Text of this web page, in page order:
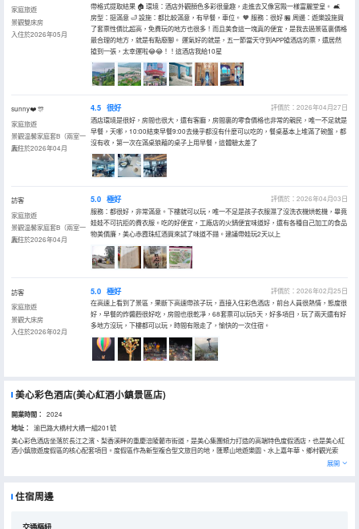
家庭旅遊
景觀雙床房
入住於2026年05月
帶格式提取結果 🏠 環境：酒店外觀顏色多彩很童趣，走進去又像宮殿一樣富麗堂皇。 🛋️
房型：挺滿意 🛁 設施：都比較滿意，有早餐，車位。 🧡 服務：很好 🏪 周邊：遊樂設施買
了套票性價比超高，免費玩的地方也很多！而且美食這一塊真的便宜，是我去過景區裏價格
最合理的地方，就是有點廢腳。 運氣好的就是，五一節當天守到APP搶酒店的票，還居然
搶到一張，太幸運啦😂😂！！這酒店我給10星
sunny❤️ 🎊
家庭旅遊
景觀温馨家庭套B（兩室一
廳）
入住於2026年04月
4.5 很好
評價於：2026年04月27日
酒店環境是很好，房間也很大，還有客廳，房間裏的零食價格也非常的親民，唯一不足就是
早餐，天哪，10:00結束早餐9:00去幾乎都沒有什麼可以吃的，餐桌基本上堆滿了碗盤，都
沒有收，第一次在滿桌狼藉的桌子上用早餐，這體驗太差了
訪客
家庭旅遊
景觀温馨家庭套B（兩室一
廳）
入住於2026年04月
5.0 極好
評價於：2026年04月03日
服務：都很好，非常滿意。下樓就可以玩，唯一不足是孩子衣服濕了沒洗衣機烘乾機，畢竟
娃娃不可抗拒的費衣服。吃的好便宜，工廠店的火鍋便宜味道好，還有各種自己加工的食品
物美價廉，美心赤霞珠紅酒買來試了味道不錯。建議帶娃玩2天以上
訪客
家庭旅遊
景觀大床房
入住於2026年02月
5.0 極好
評價於：2026年02月25日
在高速上看到了景區，果斷下高速帶孩子玩，直接入住彩色酒店，前台人員很熱情，態度很
好，早餐的炸醬麪很好吃，房間也很乾凈，68套票可以玩5天，好多項目，玩了兩天還有好
多地方沒玩，下樓都可以玩，時間有限走了，愉快的一次住宿。
美心彩色酒店(美心紅酒小鎮景區店)
開業時間： 2024
地址：
渝巴路大橋村大橋一組201號
美心彩色酒店坐落於長江之濱、梨香溪畔的重慶涪陵藺市街道，是美心集團傾力打造的高端特色度假酒店，也是美心紅
酒小鎮旅遊度假區的核心配套項目。度假區作為新型複合型文旅目的地，匯聚山地遊樂園、水上嘉年華、鄉村觀光索
道、特色特產及康養養老等多元業態，集“衣、食、住、行、遊、購、娛、康養”於一體，為遊客提供全方位的度假體
驗。 酒店外觀設計獨具匠心，宛如由彩色積木堆疊而成的童話城堡，造型奇特、夢幻唯美，洋溢着童趣與浪漫氣息。內
高品質的度假時光。 酒店地理位置優越，交通便捷：距重慶主城區僅1小時車程，高鐵直達；距涪陵城區30分鐘車程，
展開
住宿周邊